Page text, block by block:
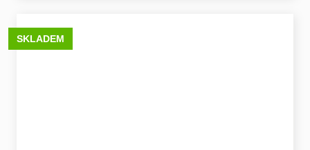
SKLADEM